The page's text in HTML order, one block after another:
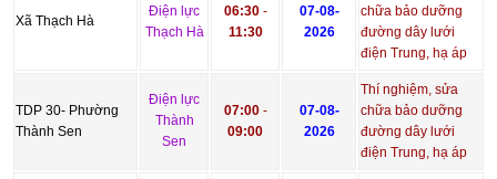
Xã Thạch Hà
Điện lực
Thạch Hà
06:30-
11:30
07-08-
2026
chữa bảo dưỡng
đường dây lưới
điện Trung, hạ áp
TDP 30- Phường
Thành Sen
Điện lực
Thành
Sen
07:00-
09:00
07-08-
2026
Thí nghiệm, sửa
chữa bảo dưỡng
đường dây lưới
điện Trung, hạ áp